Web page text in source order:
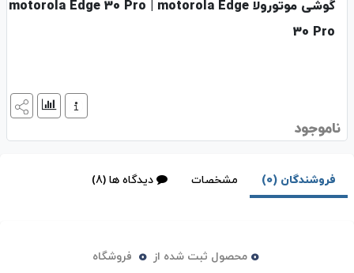
گوشی موتورولا motorola Edge 30 Pro | motorola Edge
30 Pro
ناموجود
فروشندگان (0) مشخصات دیدگاه ها (8)
0 محصول ثبت شده از 0 فروشگاه